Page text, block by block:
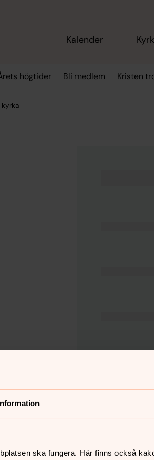
ska fungera. Här finns också
Kalender
högtider Bli medlem Kristen